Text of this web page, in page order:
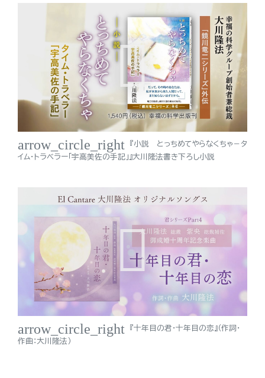
arrow_circle_right
『小説 とっちめてやらなくちゃ－タ
イム・トラベラー「宇高美佐の手記」』大川隆法書き下ろし小説
arrow_circle_right
『十年目の君・十年目の恋』（作詞・
作曲：大川隆法）